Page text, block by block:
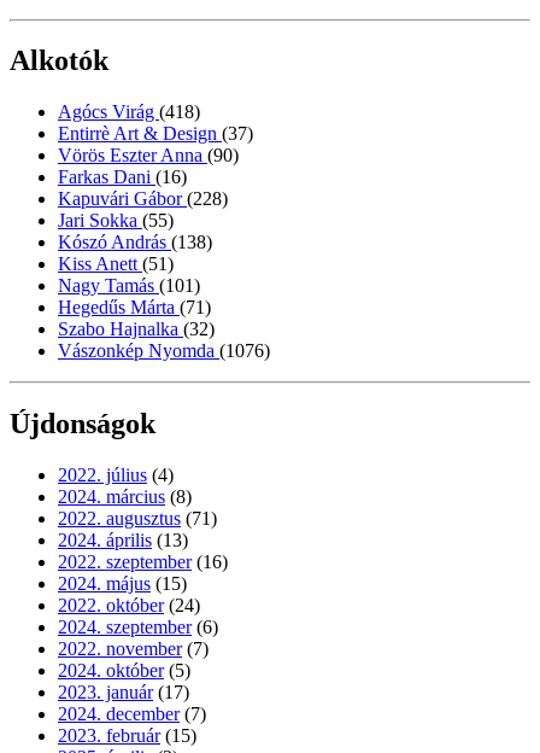
Alkotók
Agócs Virág (418)
Entirrè Art & Design (37)
Vörös Eszter Anna (90)
Farkas Dani (16)
Kapuvári Gábor(228)
Jari Sokka (55)
Kószó András (138)
Kiss Anett (51)
Nagy Tamás (101)
Hegedűs Márta (71)
Szabo Hajnalka (32)
Vászonkép Nyomda (1076)
Újdonságok
2022. július (4)
2024. március (8)
2022. augusztus (71)
2024. április (13)
2022. szeptember (16)
2024. május (15)
2022. október (24)
2024. szeptember (6)
2022. november (7)
2024. október (5)
2023. január (17)
2024. december (7)
2023. február (15)